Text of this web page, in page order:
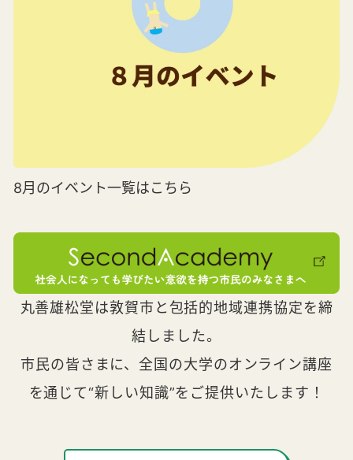
8月のイベント一覧はこちら
丸善雄松堂は敦賀市と包括的地域連携協定を締
結しました。
市民の皆さまに、全国の大学のオンライン講座
を通じて“新しい知識”をご提供いたします！